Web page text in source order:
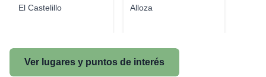
El Castelillo Alloza
Ver lugares y puntos de interés